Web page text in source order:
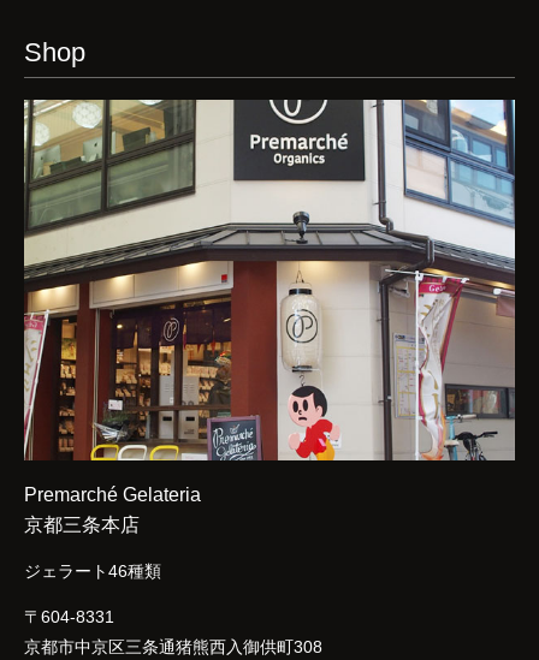
Shop
Premarché Gelateria
京都三条本店
ジェラート46種類
〒604-8331
京都市中京区三条通猪熊西入御供町308